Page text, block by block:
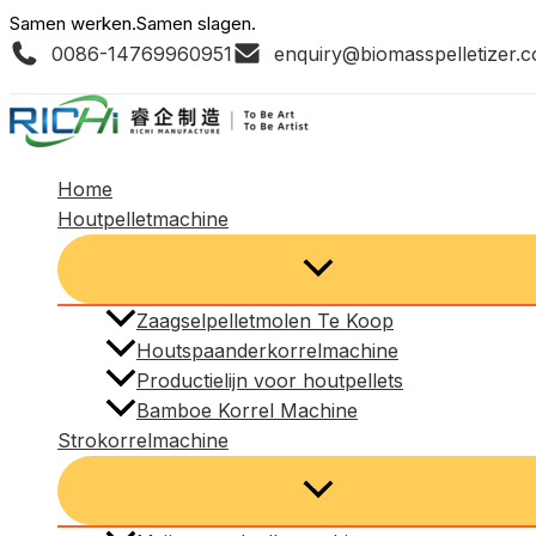
Ga
naar
inhoud
Samen werken.Samen slagen.
0086-14769960951
Home
Houtpelletmachine
Zaagselpelletmolen Te Koop
Houtspaanderkorrelmachine
Productielijn voor houtpellets
Bamboe Korrel Machine
Strokorrelmachine